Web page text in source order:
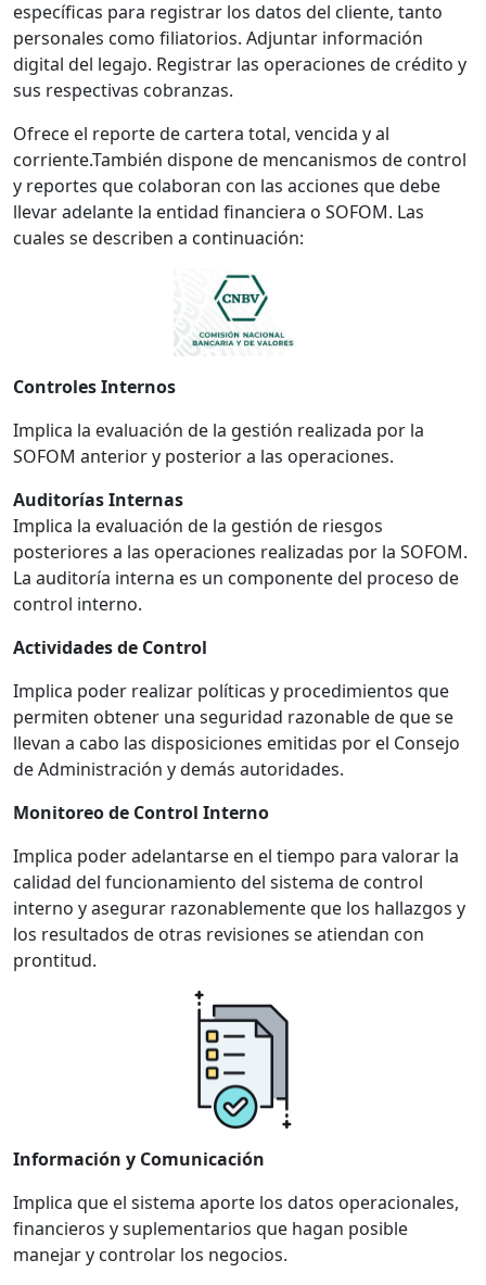
específicas para registrar los datos del cliente, tanto
personales como filiatorios. Adjuntar información
digital del legajo. Registrar las operaciones de crédito y
sus respectivas cobranzas.
Ofrece el reporte de cartera total, vencida y al
corriente.También dispone de mencanismos de control
y reportes que colaboran con las acciones que debe
llevar adelante la entidad financiera o SOFOM. Las
cuales se describen a continuación:
Controles Internos
Implica la evaluación de la gestión realizada por la
SOFOM anterior y posterior a las operaciones.
Auditorías Internas
Implica la evaluación de la gestión de riesgos
posteriores a las operaciones realizadas por la SOFOM.
La auditoría interna es un componente del proceso de
control interno.
Actividades de Control
Implica poder realizar políticas y procedimientos que
permiten obtener una seguridad razonable de que se
llevan a cabo las disposiciones emitidas por el Consejo
de Administración y demás autoridades.
Monitoreo de Control Interno
Implica poder adelantarse en el tiempo para valorar la
calidad del funcionamiento del sistema de control
interno y asegurar razonablemente que los hallazgos y
los resultados de otras revisiones se atiendan con
prontitud.
Información y Comunicación
Implica que el sistema aporte los datos operacionales,
financieros y suplementarios que hagan posible
manejar y controlar los negocios.